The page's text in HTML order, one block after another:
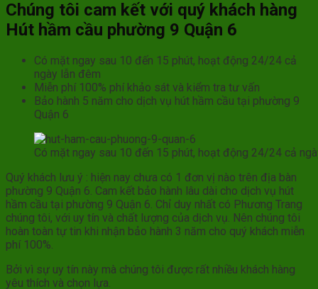
Chúng tôi cam kết với quý khách hàng
Hút hầm cầu phường 9 Quận 6
Có mặt ngay sau 10 đến 15 phút, hoạt động 24/24 cả
ngày lẫn đêm
Miễn phí 100% phí khảo sát và kiểm tra tư vấn
Bảo hành 5 năm cho dịch vụ hút hầm cầu tại phường 9
Quận 6
Có mặt ngay sau 10 đến 15 phút, hoạt động 24/24 cả
Quý khách lưu ý : hiện nay chưa có 1 đơn vị nào trên địa bàn
phường 9 Quận 6. Cam kết bảo hành lâu dài cho dịch vụ hút
hầm cầu tại phường 9 Quận 6. Chỉ duy nhất có Phương Trang
chúng tôi, với uy tín và chất lượng của dịch vụ. Nên chúng tôi
hoàn toàn tự tin khi nhận bảo hành 3 năm cho quý khách miễn
phí 100%.
Bởi vì sự uy tín này mà chúng tôi được rất nhiều khách hàng
yêu thích và chọn lựa.